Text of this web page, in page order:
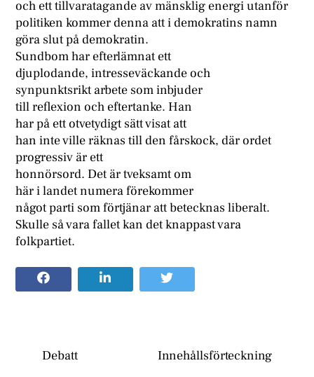
och ett tillvaratagande av mänsklig energi utanför
politiken kommer denna att i demokratins namn
göra slut på demokratin.
Sundbom har efterlämnat ett
djuplodande, intresseväckande och
synpunktsrikt arbete som inbjuder
till reflexion och eftertanke. Han
har på ett otvetydigt sätt visat att
han inte ville räknas till den fårskock, där ordet
progressiv är ett
honnörsord. Det är tveksamt om
här i landet numera förekommer
något parti som förtjänar att betecknas liberalt.
Skulle så vara fallet kan det knappast vara
folkpartiet.
Debatt Innehållsförteckning